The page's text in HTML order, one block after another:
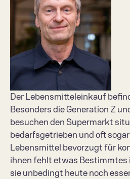
Der Lebensmitteleinkauf
Besonders die Generation Z
besuchen den Supermarkt
bedarfsgetrieben und oft
Lebensmittel bevorzugt für
ihnen fehlt etwas Bestimmtes
sie unbedingt heute noch